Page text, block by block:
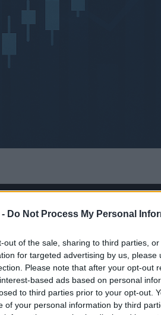
- Do Not Process My Personal
out of the sale, sharing to third parties,
for targeted advertising by us,
Please note that after your opt-out
based ads based on personal
to third parties prior to your opt-out.
of your personal information by third
POWERED BYAdhub